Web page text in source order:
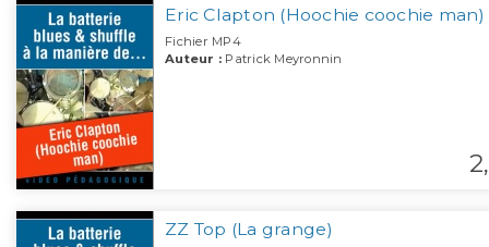
Eric Clapton (Hoochie coochie man)
Fichier MP4
Auteur : Patrick Meyronnin
2,
ZZ Top (La grange)